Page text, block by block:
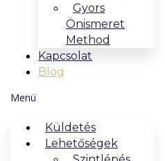
Gyors
Önismeret
Method
Kapcsolat
Blog
Menü
Küldetés
Lehetőségek